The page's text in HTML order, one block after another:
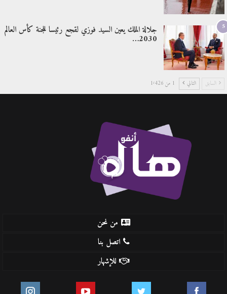
5 جلالة الملك يعين السيد فوزي لقجع رئيسا للجنة كأس العالم
2030…
السابق التالي 1 من 1٬426
من نحن
اتصل بنا
للإشهار